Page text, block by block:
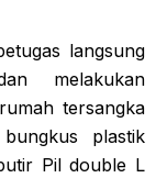
langsung
melakukan
tersangka
plastik
Pil double L